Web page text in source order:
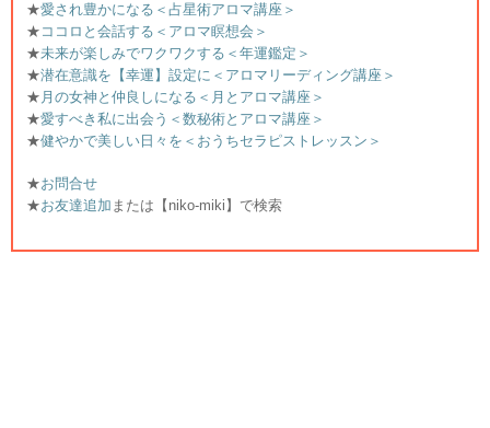
★愛され豊かになる＜占星術アロマ講座＞
★ ココロと会話する＜アロマ瞑想会＞
★未来が楽しみでワクワクする＜年運鑑定＞
★潜在意識を【幸運】設定に＜アロマリーディング講座＞
★ 月の女神と仲良しになる＜月とアロマ講座＞
★愛すべき私に出会う＜数秘術とアロマ講座＞
★健やかで美しい日々を＜おうちセラピストレッスン＞
★お問合せ
★お友達追加 または【niko-miki】で検索